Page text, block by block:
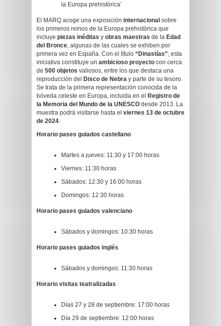
la Europa prehistórica’
El MARQ acoge una exposición internacional sobre
los primeros reinos de la Europa prehistórica que
incluye piezas inéditas y obras maestras de la Edad
del Bronce, algunas de las cuales se exhiben por
primera vez en España. Con el título “Dinastías”, esta
iniciativa constituye un ambicioso proyecto con cerca
de 500 objetos valiosos, entre los que destaca una
reproducción del
Disco de Nebra y parte de su tesoro.
Se trata de la primera representación conocida de la
bóveda celeste en Europa, incluida en el
Registro de
la Memoria del Mundo de la UNESCO desde 2013. La
muestra podrá visitarse hasta el viernes 13 de octubre
de 2024.
Horario pases guiados castellano
Martes a jueves: 11:30 y 17:00 horas
Viernes: 11:30 horas
Sábados: 12:30 y 16:00 horas
Domingos: 12:30 horas
Horario pases guiados valenciano
Sábados y domingos: 10:30 horas
Horario pases guiados inglés
Sábados y domingos: 11:30 horas
Horario visitas teatralizadas
Días 27 y 28 de septiembre: 17:00 horas
Día 29 de septiembre: 12:00 horas